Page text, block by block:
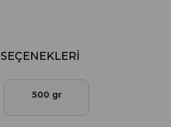
500 gr